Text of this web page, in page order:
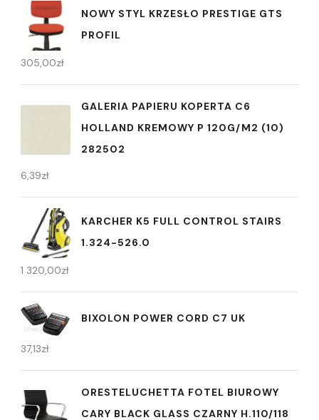
NOWY STYL KRZESŁO PRESTIGE GTS
PROFIL
305,00zł
GALERIA PAPIERU KOPERTA C6
HOLLAND KREMOWY P 120G/M2 (10)
282502
6,39zł
KARCHER K5 FULL CONTROL STAIRS
1.324-526.0
1 320,00zł
BIXOLON POWER CORD C7 UK
37,13zł
ORESTELUCHETTA FOTEL BIUROWY
CARY BLACK GLASS CZARNY H.110/118